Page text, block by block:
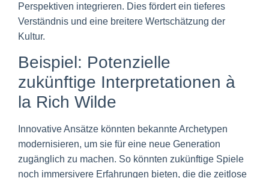
Perspektiven integrieren. Dies fördert ein tieferes
Verständnis und eine breitere Wertschätzung der
Kultur.
Beispiel: Potenzielle
zukünftige Interpretationen à
la Rich Wilde
Innovative Ansätze könnten bekannte Archetypen
modernisieren, um sie für eine neue Generation
zugänglich zu machen. So könnten zukünftige Spiele
noch immersivere Erfahrungen bieten, die die zeitlose